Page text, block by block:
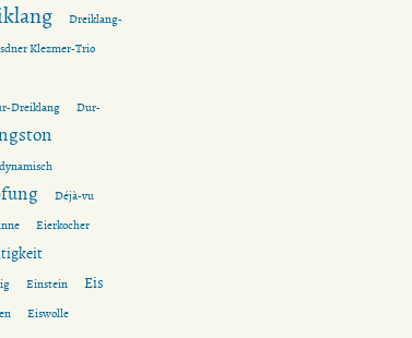
Dreiklang-
Klezmer-Trio
Dreiklang
Dur-
dynamisch
Déjà-vu
Eierkocher
Einstein
Eis
Eiswolle